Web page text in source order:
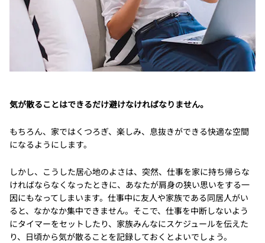
気が散ることはできるだけ避けなければなりません。
もちろん、家ではくつろぎ、楽しみ、息抜きができる快適な空間
になるようにします。
しかし、こうした居心地のよさは、突然、仕事を家に持ち帰らな
ければならなくなったときに、あなたが肩身の狭い思いをする一
因にもなってしまいます。仕事中に友人や家族である同居人がい
ると、なかなか集中できません。そこで、仕事を中断しないよう
にタイマーをセットしたり、家族みんなにスケジュールを伝えた
り、日頃から気が散ることを記録しておくとよいでしょう。